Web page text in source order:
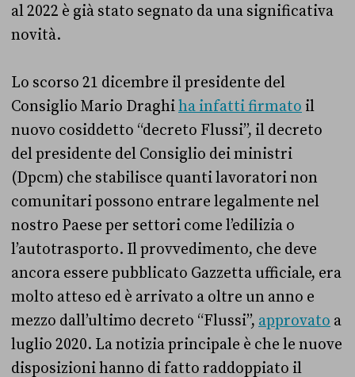
al 2022 è già stato segnato da una significativa
novità.
Lo scorso 21 dicembre il presidente del
Consiglio Mario Draghiha infatti firmato il
nuovo cosiddetto “decreto Flussi”, il decreto
del presidente del Consiglio dei ministri
(Dpcm) che stabilisce quanti lavoratori non
comunitari possono entrare legalmente nel
nostro Paese per settori come l’edilizia o
l’autotrasporto. Il provvedimento, che deve
ancora essere pubblicato Gazzetta ufficiale, era
molto atteso ed è arrivato a oltre un anno e
mezzo dall’ultimo decreto “Flussi”, approvato a
luglio 2020. La notizia principale è che le nuove
disposizioni hanno di fatto raddoppiato il